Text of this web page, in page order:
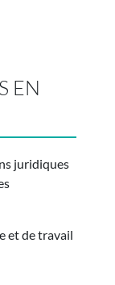
EN
juridiques
et de travail